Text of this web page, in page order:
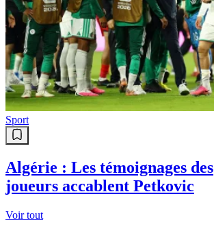
Sport
Algérie : Les témoignages des
joueurs accablent Petkovic
Voir tout